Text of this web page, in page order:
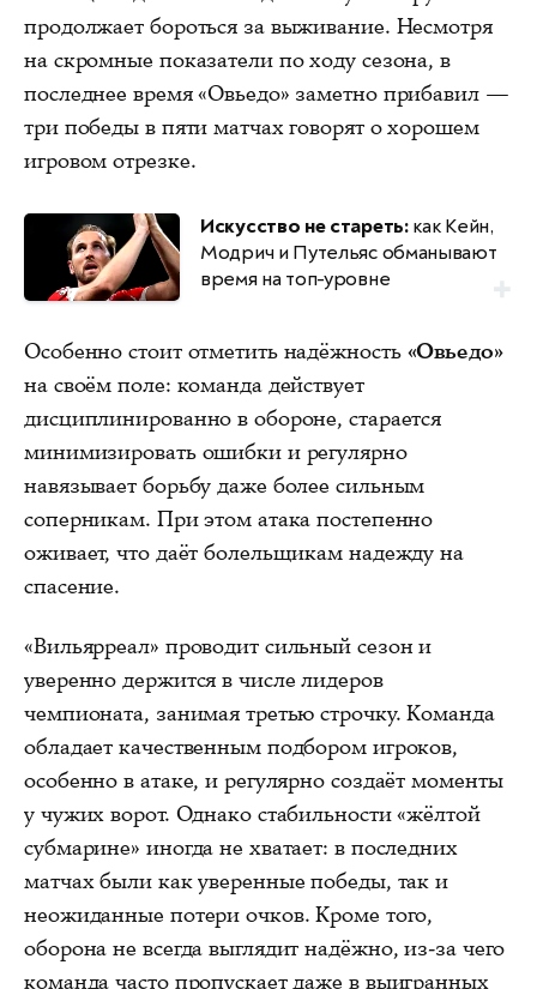
продолжает бороться за выживание. Несмотря
на скромные показатели по ходу сезона, в
последнее время «Овьедо» заметно прибавил —
три победы в пяти матчах говорят о хорошем
игровом отрезке.
Искусство не стареть:как Кейн,
Модрич и Путельяс обманывают
время на топ-уровне
Особенно стоит отметить надёжность «Овьедо»
на своём поле: команда действует
дисциплинированно в обороне, старается
минимизировать ошибки и регулярно
навязывает борьбу даже более сильным
соперникам. При этом атака постепенно
оживает, что даёт болельщикам надежду на
спасение.
«Вильярреал» проводит сильный сезон и
уверенно держится в числе лидеров
чемпионата, занимая третью строчку. Команда
обладает качественным подбором игроков,
особенно в атаке, и регулярно создаёт моменты
у чужих ворот. Однако стабильности «жёлтой
субмарине» иногда не хватает: в последних
матчах были как уверенные победы, так и
неожиданные потери очков. Кроме того,
оборона не всегда выглядит надёжно, из-за чего
команда часто пропускает даже в выигранных